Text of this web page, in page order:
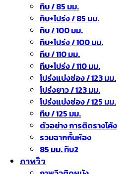
ทึบ / 85 มม.
ทึบ+โปร่ง / 85 มม.
ทึบ / 100 มม.
ทึบ+โปร่ง / 100 มม.
ทึบ / 110 มม.
ทึบ+โปร่ง / 110 มม.
โปร่งแบ่งช่อง / 123 มม.
โปร่งยาว / 123 มม.
โปร่งแบ่งช่อง / 125 มม.
ทึบ / 125 มม.
ตัวอย่าง การติดรางโค้ง
รวมฉากกั้นห้อง
85 มม. ทึบ2
ภาพวิว